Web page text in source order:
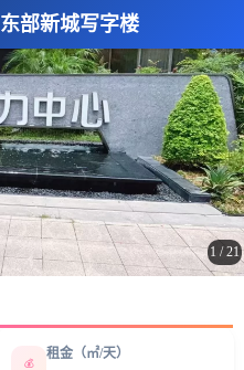
东部新城写字楼
1 /21
💰
租金（㎡/天）